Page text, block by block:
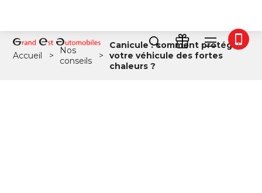
Accueil
Nos
conseils
Canicule : comment protéger
votre véhicule des fortes
chaleurs ?